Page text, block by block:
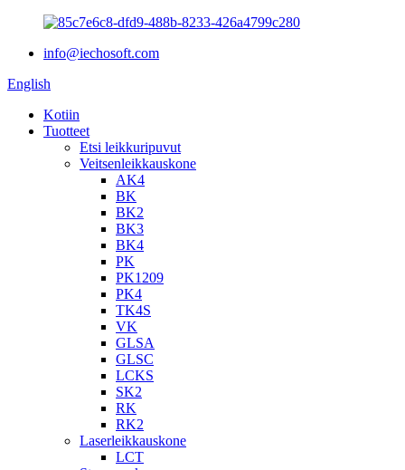
info@iechosoft.com
English
Kotiin
Tuotteet
Etsi leikkuripuvut
Veitsenleikkauskone
AK4
BK
BK2
BK3
BK4
PK
PK1209
PK4
TK4S
VK
GLSA
GLSC
LCKS
SK2
RK
RK2
Laserleikkauskone
LCT